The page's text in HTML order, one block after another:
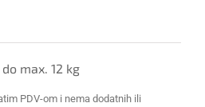
max. 12 kg
PDV-om i nema dodatnih ili